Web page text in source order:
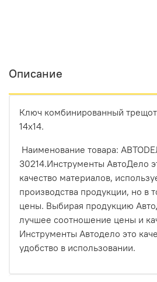
Описание
Ключ комбинированный
14x14.
Наименование товара:
30214.Инструменты АвтоДело
качество материалов,
производства продукции, но в
цены. Выбирая продукцию
лучшее соотношение цены и
Инструменты Автодело это
удобство в использовании.